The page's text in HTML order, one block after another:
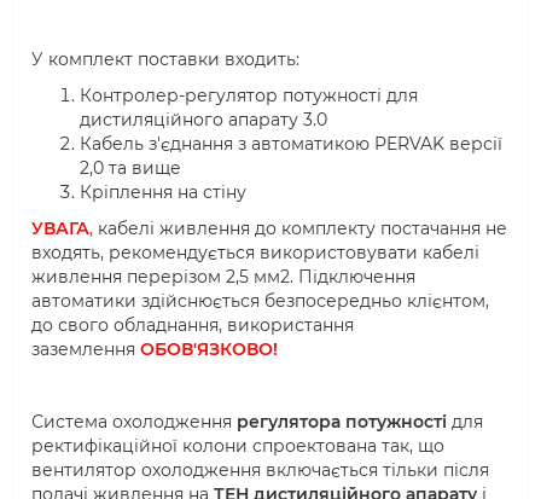
У комплект поставки входить:
Контролер-регулятор потужності для
дистиляційного апарату 3.0
Кабель з'єднання з автоматикою PERVAK версії
2,0 та вище
Кріплення на стіну
УВАГА, кабелі живлення до комплекту постачання не
входять, рекомендується використовувати кабелі
живлення перерізом 2,5 мм2. Підключення
автоматики здійснюється безпосередньо клієнтом,
до свого обладнання, використання
заземлення ОБОВ'ЯЗКОВО!
Система охолодження регулятора потужності для
ректифікаційної колони спроектована так, що
вентилятор охолодження включається тільки після
подачі живлення на ТЕН дистиляційного апарату і